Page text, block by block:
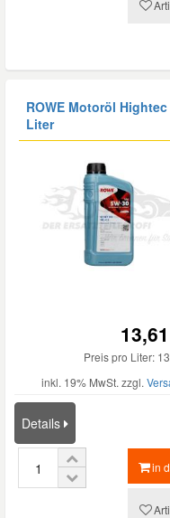
ROWE Motoröl Hightec
Liter
Preis pro Liter:
inkl. 19% MwSt. zzgl.
Details
in